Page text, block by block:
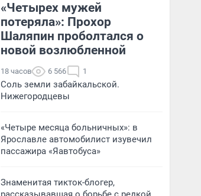
Денис Дедюхин
«Четырех мужей
потеряла»: Прохор
Шаляпин проболтался о
новой возлюбленной
18 часов 6 566 1
Соль земли забайкальской.
Нижегородцевы
«Четыре месяца больничных»: в
Ярославле автомобилист изувечил
пассажира «Яавтобуса»
Знаменитая тикток-блогер,